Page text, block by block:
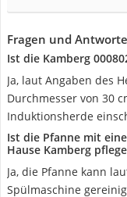
Fragen und
Ist die Kamberg
Ja, laut Angaben des
Durchmesser von 30
Induktionsherde
Ist die Pfanne mit
Hause Kamberg
Ja, die Pfanne kann
Spülmaschine